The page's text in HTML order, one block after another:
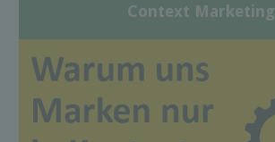
Context Marketing